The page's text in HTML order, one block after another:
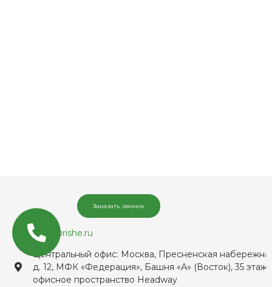
Заказать звонок
sales@rishe.ru
Центральный офис: Москва, Пресненская
д. 12, МФК «Федерация», Башня «А» (Восток), 35 этаж,
офисное пространство Headway